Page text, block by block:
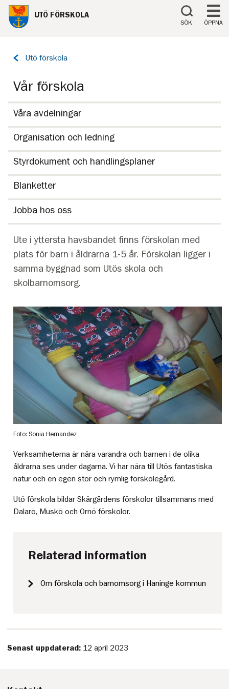
Till innehåll på sidan
UTÖ FÖRSKOLA
SÖK ÖPPNA
Tillbaka
Utö förskola
Vår förskola
Våra avdelningar
Organisation och ledning
Styrdokument och handlingsplaner
Blanketter
Jobba hos oss
Ute i yttersta havsbandet finns förskolan med
plats för barn i åldrarna 1-5 år. Förskolan ligger i
samma byggnad som Utös skola och
skolbarnomsorg.
Foto: Sonia Hernandez
Verksamheterna är nära varandra och barnen i de olika
åldrarna ses under dagarna. Vi har nära till Utös fantastiska
natur och en egen stor och rymlig förskolegård.
Utö förskola bildar Skärgårdens förskolor tillsammans med
Dalarö, Muskö och Ornö förskolor.
Relaterad information
Om förskola och barnomsorg i Haninge kommun
Senast uppdaterad: 12 april 2023